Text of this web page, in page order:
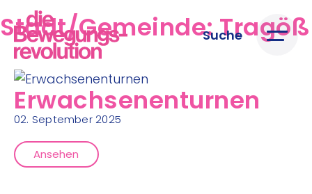
Suche
Stadt/Gemeinde:Tragöß
Erwachsenenturnen
02. September 2025
Ansehen